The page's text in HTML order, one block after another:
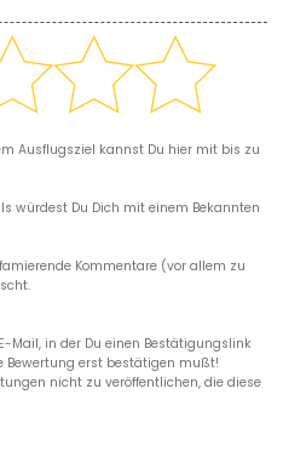
Ausflugsziel kannst Du hier mit bis zu
würdest Du Dich mit einem Bekannten
Kommentare (vor allem zu
Mail, in der Du einen Bestätigungslink
Bewertung erst bestätigen mußt!
nicht zu veröffentlichen, die diese